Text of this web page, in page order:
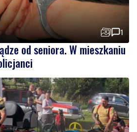
od seniora. W mieszkaniu
5